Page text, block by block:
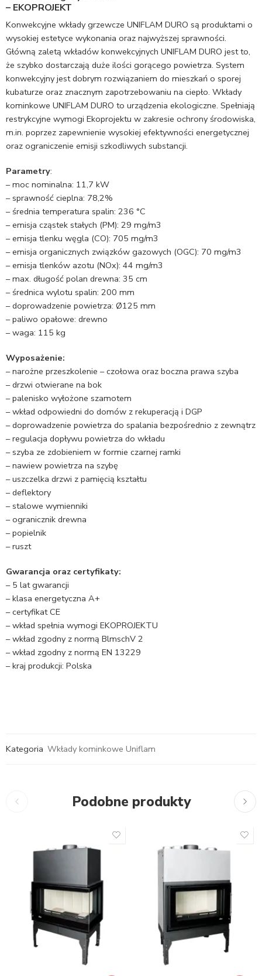
– EKOPROJEKT
Konwekcyjne wkłady grzewcze UNIFLAM DURO są produktami o
wysokiej estetyce wykonania oraz najwyższej sprawności.
Główną zaletą wkładów konwekcyjnych UNIFLAM DURO jest to,
że szybko dostarczają duże ilości gorącego powietrza. System
konwekcyjny jest dobrym rozwiązaniem do mieszkań o sporej
kubaturze oraz znacznym zapotrzebowaniu na ciepło. Wkłady
kominkowe UNIFLAM DURO to urządzenia ekologiczne. Spełniają
restrykcyjne wymogi Ekoprojektu w zakresie ochrony środowiska,
m.in. poprzez zapewnienie wysokiej efektywności energetycznej
oraz ograniczenie emisji szkodliwych substancji.
Parametry:
– moc nominalna: 11,7 kW
– sprawność cieplna: 78,2%
– średnia temperatura spalin: 236 °C
– emisja cząstek stałych (PM): 29 mg/m3
– emisja tlenku węgla (CO): 705 mg/m3
– emisja organicznych związków gazowych (OGC): 70 mg/m3
– emisja tlenków azotu (NOx): 44 mg/m3
– max. długość polan drewna: 35 cm
– średnica wylotu spalin: 200 mm
– doprowadzenie powietrza: Ø125 mm
– paliwo opałowe: drewno
– waga: 115 kg
Wyposażenie:
– narożne przeszkolenie – czołowa oraz boczna prawa szyba
– drzwi otwierane na bok
– palenisko wyłożone szamotem
– wkład odpowiedni do domów z rekuperacją i DGP
– doprowadzenie powietrza do spalania bezpośrednio z zewnątrz
– regulacja dopływu powietrza do wkładu
– szyba ze zdobieniem w formie czarnej ramki
– nawiew powietrza na szybę
– uszczelka drzwi z pamięcią kształtu
– deflektory
– stalowe wymienniki
– ogranicznik drewna
– popielnik
– ruszt
Gwarancja oraz certyfikaty:
– 5 lat gwarancji
– klasa energetyczna A+
– certyfikat CE
– wkład spełnia wymogi EKOPROJEKTU
– wkład zgodny z normą BlmschV 2
– wkład zgodny z normą EN 13229
– kraj produkcji: Polska
Kategoria Wkłady kominkowe Uniflam
Podobne produkty